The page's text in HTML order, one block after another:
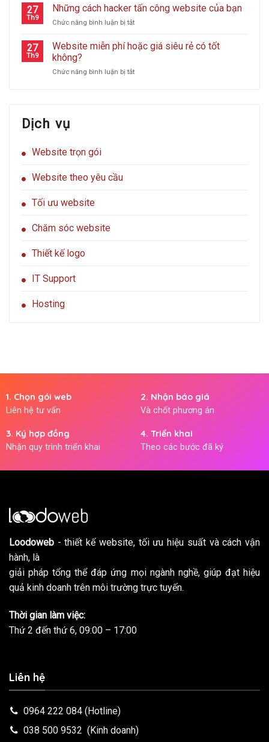
Trải
Khách
ÂN
HÀNG,
TRÀN
cơ
để
tấn
của
27
Th9
Những cách hacker tấn công website của bạn
Chức năng bình luận bị tắtở
cách
hacker
công
27
Th9
Website miễn phí hoặc giá siêu rẻ có tốt
không?
Chức năng bình luận bị tắtở
Dịch vụ
Website trọn gói
Website theo yêu cầu
Tối ưu website
Chăm sóc website
Thiết kế logo
IT Support
Hosting
1. Chọn gói web
Liên hệ tư vấn
2. Nhận báo giá
Và chốt phương án
3. Ký hợp đồng
Nhận quy trình triển khai
4. Triển khai
Theo các bước đã ký
Loodoweb - thiết kế website, tối ưu hiệu suất và cách vận
hành, là
giải pháp tổng thể đáp ứng mọi ngành nghề, giúp đạt hiệu
quả kinh doanh trên môi trường trực tuyến.
Thời gian làm việc:
Thứ 2 đến thứ 6, 09:00 – 17:00
Liên hệ
0964 222 084 (Hotline)
038 500 9532 (Kinh doanh)